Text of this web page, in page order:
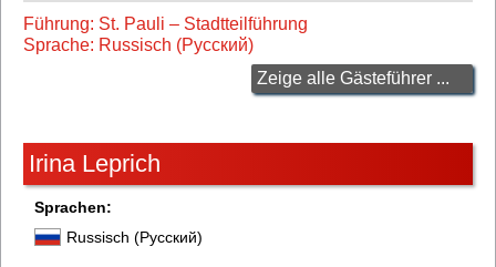
Führung: St. Pauli – Stadtteilführung
Sprache: Russisch (Русский)
Zeige alle Gästeführer ...
Irina Leprich
Sprachen:
Russisch (Русский)